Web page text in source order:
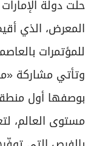
المعرض، الذي
للمؤتمرات
وتأتي مشاركة
بوصفها أول
مستوى العالم،